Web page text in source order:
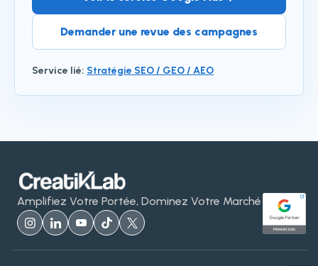
Demander une revue des campagnes
Service lié: Stratégie SEO / GEO / AEO
Amplifiez Votre Portée, Dominez Votre Marché